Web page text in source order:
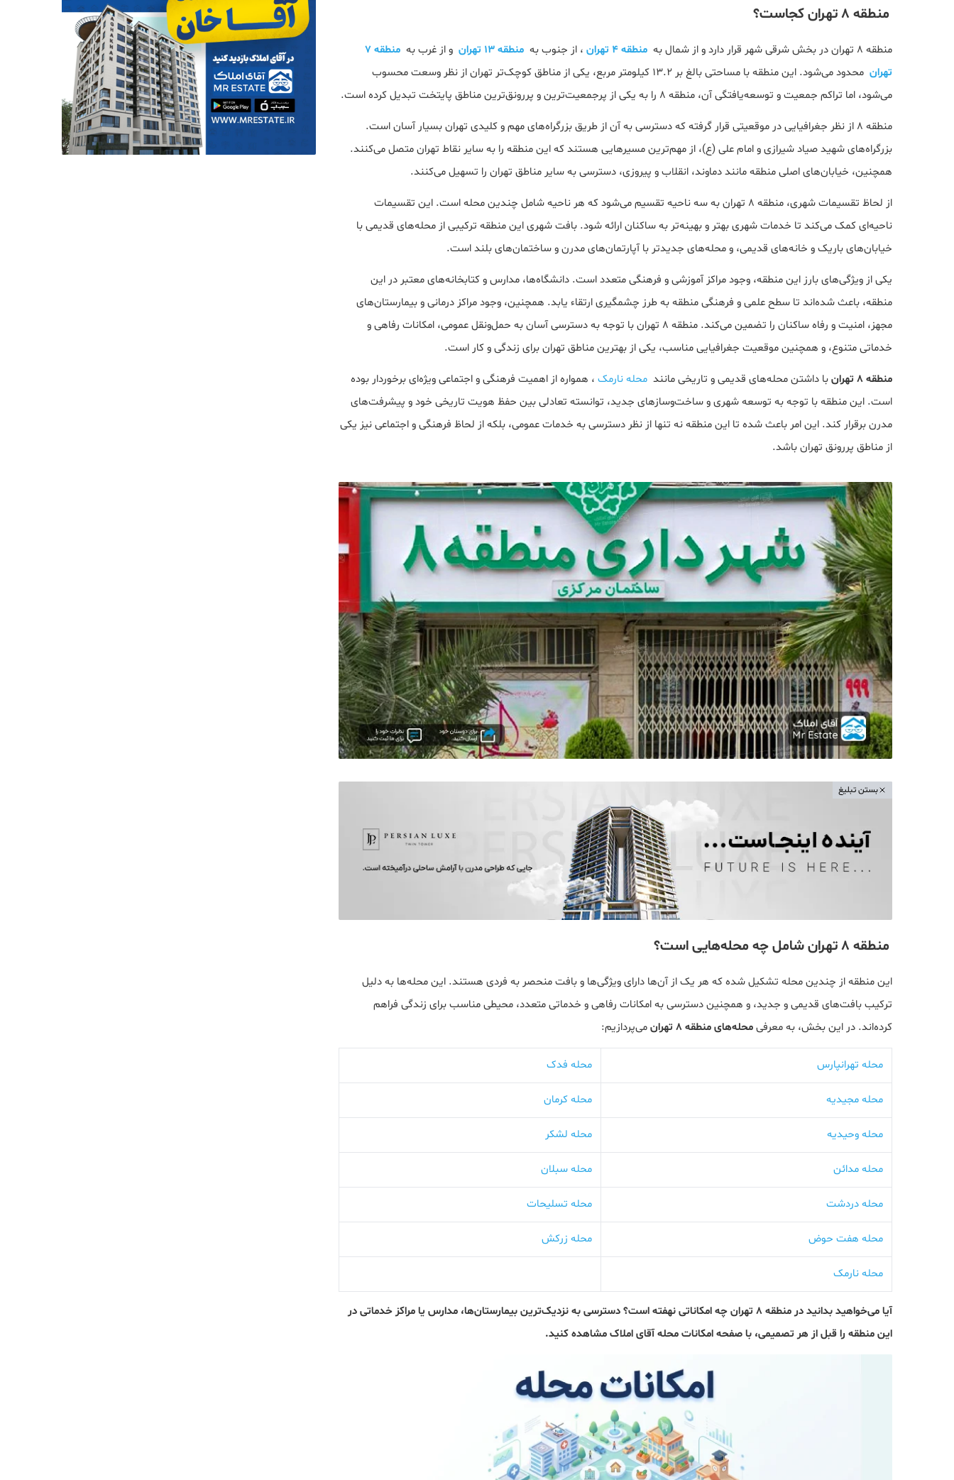
منطقه 8 تهران کجاست؟
منطقه 8 تهران در بخش شرقی شهر قرار دارد و از شمال به منطقه 4 تهران ، از جنوب به منطقه 13 تهران و از غرب به
منطقه 7
تهران
محدود می‌شود. این منطقه با مساحتی بالغ بر 13.2 کیلومتر مربع، یکی از مناطق کوچک‌تر تهران از نظر وسعت محسوب
می‌شود، اما تراکم جمعیت و توسعه‌یافتگی آن، منطقه 8 را به یکی از پرجمعیت‌ترین و پررونق‌ترین مناطق پایتخت تبدیل کرده است.
منطقه 8 از نظر جغرافیایی در موقعیتی قرار گرفته که دسترسی به آن از طریق بزرگراه‌های مهم و کلیدی تهران بسیار آسان است.
بزرگراه‌های شهید صیاد شیرازی و امام علی (ع)، از مهم‌ترین مسیرهایی هستند که این منطقه را به سایر نقاط تهران متصل می‌کنند.
همچنین، خیابان‌های اصلی منطقه مانند دماوند، انقلاب و پیروزی، دسترسی به سایر مناطق تهران را تسهیل می‌کنند.
از لحاظ تقسیمات شهری، منطقه 8 تهران به سه ناحیه تقسیم می‌شود که هر ناحیه شامل چندین محله است. این تقسیمات
ناحیه‌ای کمک می‌کند تا خدمات شهری بهتر و بهینه‌تر به ساکنان ارائه شود. بافت شهری این منطقه ترکیبی از محله‌های قدیمی با
خیابان‌های باریک و خانه‌های قدیمی، و محله‌های جدیدتر با آپارتمان‌های مدرن و ساختمان‌های بلند است.
یکی از ویژگی‌های بارز این منطقه، وجود مراکز آموزشی و فرهنگی متعدد است. دانشگاه‌ها، مدارس و کتابخانه‌های معتبر در این
منطقه، باعث شده‌اند تا سطح علمی و فرهنگی منطقه به طرز چشمگیری ارتقاء یابد. همچنین، وجود مراکز درمانی و بیمارستان‌های
مجهز، امنیت و رفاه ساکنان را تضمین می‌کند. منطقه 8 تهران با توجه به دسترسی آسان به حمل‌ونقل عمومی، امکانات رفاهی و
خدماتی متنوع، و همچنین موقعیت جغرافیایی مناسب، یکی از بهترین مناطق تهران برای زندگی و کار است.
منطقه 8 تهران با داشتن محله‌های قدیمی و تاریخی مانند محله نارمک ، همواره از اهمیت فرهنگی و اجتماعی ویژه‌ای برخوردار بوده
است. این منطقه با توجه به توسعه شهری و ساخت‌وسازهای جدید، توانسته تعادلی بین حفظ هویت تاریخی خود و پیشرفت‌های
مدرن برقرار کند. این امر باعث شده تا این منطقه نه تنها از نظر دسترسی به خدمات عمومی، بلکه از لحاظ فرهنگی و اجتماعی نیز یکی
از مناطق پررونق تهران باشد.
بستن تبلیغ
منطقه 8 تهران شامل چه محله‌هایی است؟
این منطقه از چندین محله تشکیل شده که هر یک از آن‌ها دارای ویژگی‌ها و بافت منحصر به فردی هستند. این محله‌ها به دلیل
ترکیب بافت‌های قدیمی و جدید، و همچنین دسترسی به امکانات رفاهی و خدماتی متعدد، محیطی مناسب برای زندگی فراهم
کرده‌اند. در این بخش، به معرفیمحله‌های منطقه 8 تهران می‌پردازیم:
محله تهرانپارس محله فدک
محله مجیدیه محله کرمان
محله وحیدیه محله لشکر
محله مدائن محله سبلان
محله دردشت محله تسلیحات
محله هفت حوض محله زرکش
محله نارمک
آیا می‌خواهید بدانید در منطقه 8 تهران چه امکاناتی نهفته است؟ دسترسی به نزدیک‌ترین بیمارستان‌ها، مدارس یا مراکز خدماتی در
این منطقه را قبل از هر تصمیمی، با صفحه امکانات محله آقای املاک مشاهده کنید.